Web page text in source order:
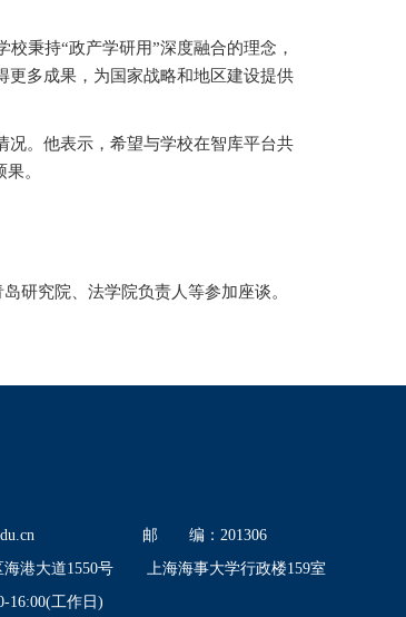
秉持“政产学研用”深度融合的理念，
多成果，为国家战略和地区建设提供
况。他表示，希望与学校在智库平台共
。
研究院、法学院负责人等参加座谈。
邮 编：201306
港大道1550号
上海海事大学行政楼159室
16:00(工作日)